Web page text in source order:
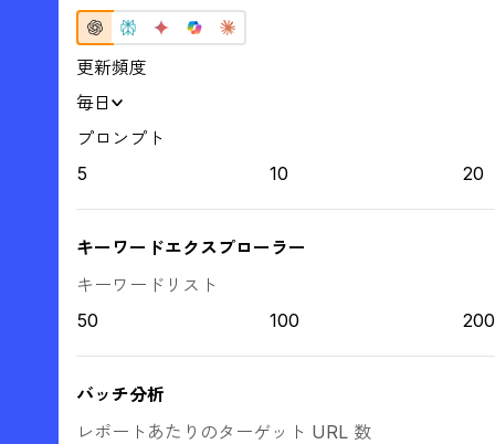
更新頻度
毎日
プロンプト
5
10 20
キーワードエクスプローラー
キーワードリスト
50
100 200
バッチ分析
レポートあたりのターゲット URL 数